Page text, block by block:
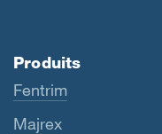
Produits
Fentrim
Majrex